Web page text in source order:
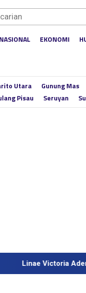
NASIONAL EKONOMI
Utara Gunung Mas
Pisau Seruyan
Victoria Aden Resmi